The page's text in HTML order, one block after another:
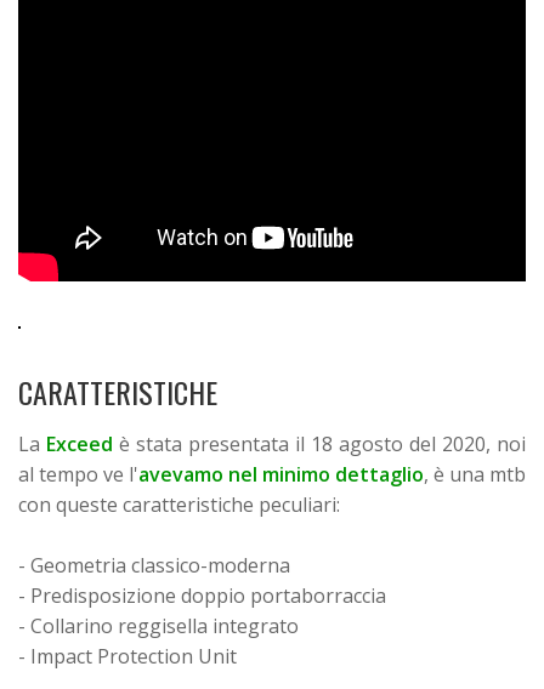
CARATTERISTICHE
La Exceed è stata presentata il 18 agosto del 2020, noi
al tempo ve l'avevamo nel minimo dettaglio, è una mtb
con queste caratteristiche peculiari:
- Geometria classico-moderna
- Predisposizione doppio portaborraccia
- Collarino reggisella integrato
- Impact Protection Unit